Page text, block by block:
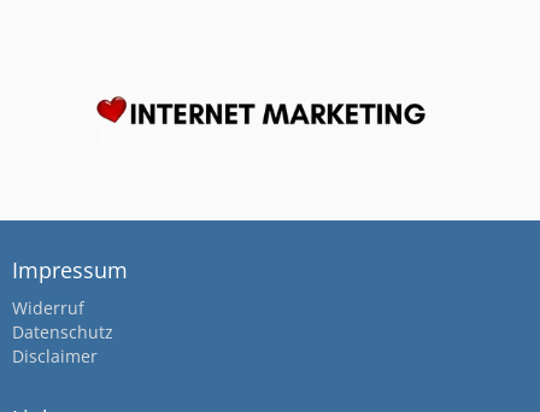
Impressum
Widerruf
Datenschutz
Disclaimer